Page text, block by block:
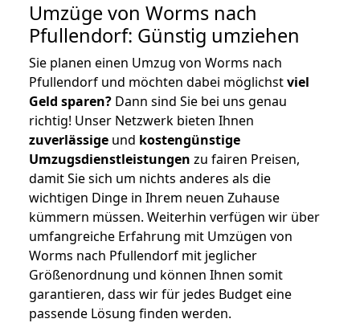
Umzüge von Worms nach
Pfullendorf: Günstig umziehen
Sie planen einen Umzug von Worms nach
Pfullendorf und möchten dabei möglichstviel
Geld sparen? Dann sind Sie bei uns genau
richtig! Unser Netzwerk bieten Ihnen
zuverlässige und kostengünstige
Umzugsdienstleistungen zu fairen Preisen,
damit Sie sich um nichts anderes als die
wichtigen Dinge in Ihrem neuen Zuhause
kümmern müssen. Weiterhin verfügen wir über
umfangreiche Erfahrung mit Umzügen von
Worms nach Pfullendorf mit jeglicher
Größenordnung und können Ihnen somit
garantieren, dass wir für jedes Budget eine
passende Lösung finden werden.